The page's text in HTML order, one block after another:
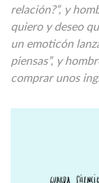
relación?”, y
quiero y deseo
un emoticón
piensas”, y
comprar unos